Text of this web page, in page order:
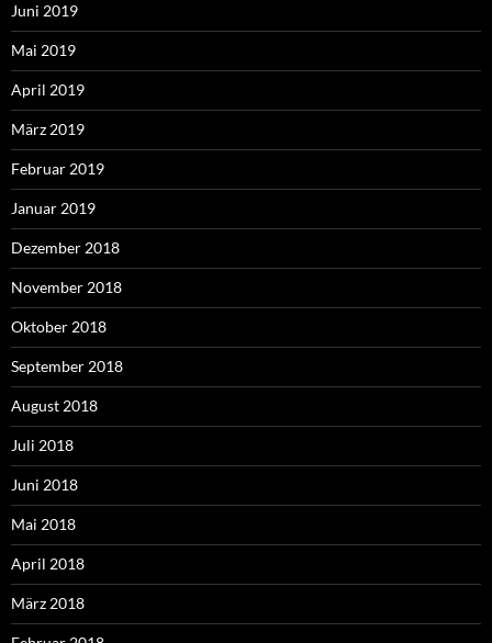
Juni 2019
Mai 2019
April 2019
März 2019
Februar 2019
Januar 2019
Dezember 2018
November 2018
Oktober 2018
September 2018
August 2018
Juli 2018
Juni 2018
Mai 2018
April 2018
März 2018